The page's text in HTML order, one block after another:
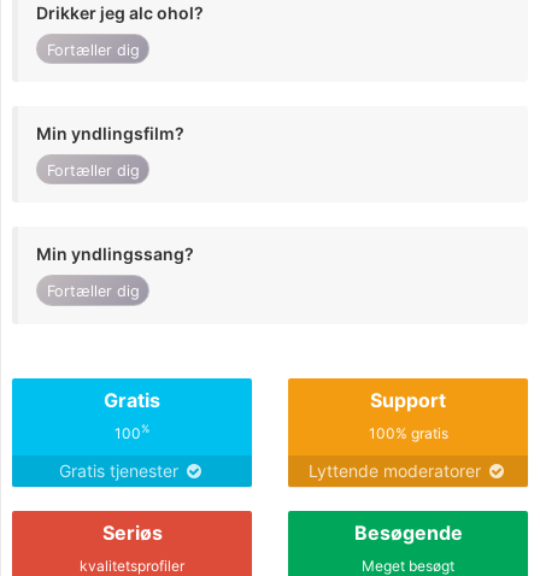
Drikker jeg alc ohol?
Fortæller dig
Min yndlingsfilm?
Fortæller dig
Min yndlingssang?
Fortæller dig
Gratis
100%
Gratis tjenester
Support
100% gratis
Lyttende moderatorer
Seriøs
kvalitetsprofiler
Besøgende
Meget besøgt